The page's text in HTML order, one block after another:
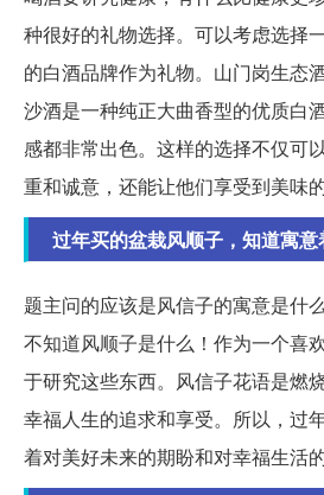
种很好的礼物选择。可以考虑选择
的白酒品牌作为礼物。山门岗生态
沙酒是一种纯正大曲香型的优质白
感都非常出色。这样的选择不仅可
重和诚意，还能让他们享受到美味的
过年买的盆栽风顺子，知道寓
题主问的应该是风信子的寓意是什
不知道风顺子是什么！作为一个喜
于研究这些东西。风信子花语是燃
幸福人生的追求和享受。所以，过
着对美好未来的期盼和对幸福生活的